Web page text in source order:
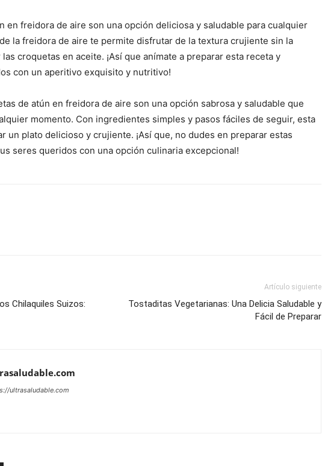
en freidora de aire son una opción deliciosa y saludable para cualquier
la freidora de aire te permite disfrutar de la textura crujiente sin la
croquetas en aceite. ¡Así que anímate a preparar esta receta y
con un aperitivo exquisito y nutritivo!
de atún en freidora de aire son una opción sabrosa y saludable que
momento. Con ingredientes simples y pasos fáciles de seguir, esta
un plato delicioso y crujiente. ¡Así que, no dudes en preparar estas
seres queridos con una opción culinaria excepcional!
Chilaquiles Suizos:
Artículo siguiente
Tostaditas Vegetarianas: Una Delicia Saludable y
Fácil de Preparar
ultrasaludable.com